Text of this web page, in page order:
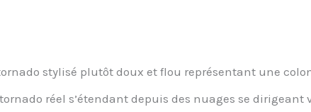
stylisé plutôt doux et flou représentant une
réel s’étendant depuis des nuages se dirigeant